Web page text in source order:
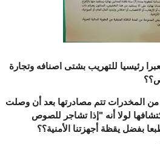
رئيسيا للتهريب بشتى اصنافه وتجارة
المخدرات تتم مصادرتها بعد أن وصلت
لولا أنه "إذا تشاجر للصوص
يقظة أجهزتنا الأمنية؟؟